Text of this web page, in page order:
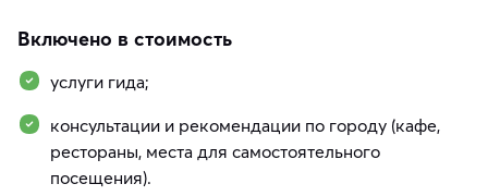
Включено в стоимость
услуги гида;
консультации и рекомендации по городу (кафе,
рестораны, места для самостоятельного
посещения).